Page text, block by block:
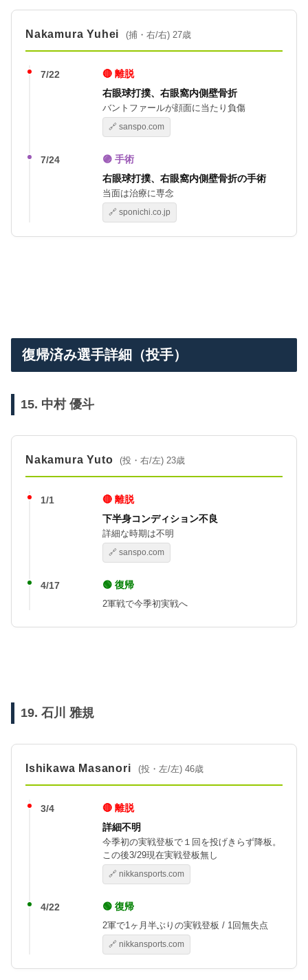
Nakamura Yuhei (捕・右/右) 27歳
7/22
🔴 離脱
右眼球打撲、右眼窩内側壁骨折
バントファールが顔面に当たり負傷
🔗 sanspo.com
7/24
🟣 手術
右眼球打撲、右眼窩内側壁骨折の手術
当面は治療に専念
🔗 sponichi.co.jp
復帰済み選手詳細（投手）
15. 中村 優斗
Nakamura Yuto (投・右/左) 23歳
1/1
🔴 離脱
下半身コンディション不良
詳細な時期は不明
🔗 sanspo.com
4/17 🟢 復帰
2軍戦で今季初実戦へ
19. 石川 雅規
Ishikawa Masanori (投・左/左) 46歳
3/4
🔴 離脱
詳細不明
今季初の実戦登板で１回を投げきらず降板。
この後3/29現在実戦登板無し
🔗 nikkansports.com
4/22 🟢 復帰
2軍で1ヶ月半ぶりの実戦登板 / 1回無失点
🔗 nikkansports.com